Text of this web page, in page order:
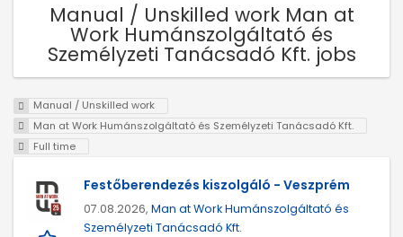
Manual / Unskilled work Man at
Work Humánszolgáltató és
Személyzeti Tanácsadó Kft. jobs
Manual / Unskilled work
Man at Work Humánszolgáltató és Személyzeti Tanácsadó Kft.
Full time
Festőberendezés kiszolgáló - Veszprém
07.08.2026, Man at Work Humánszolgáltató és
Személyzeti Tanácsadó Kft.